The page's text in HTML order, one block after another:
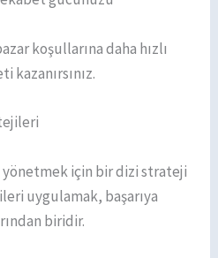
koşullarına daha hızlı
için bir dizi strateji
uygulamak, başarıya
biridir.